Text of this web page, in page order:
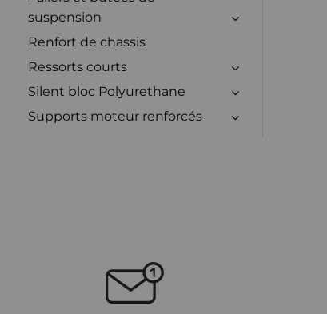
suspension
Renfort de chassis
Ressorts courts
Silent bloc Polyurethane
Supports moteur renforcés